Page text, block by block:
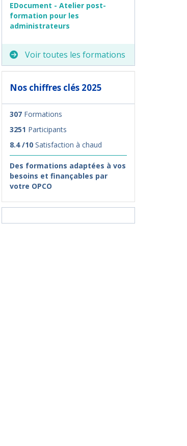
EDocument - Atelier post-
formation pour les
administrateurs
Voir toutes les formations
Nos chiffres clés 2025
307 Formations
3251 Participants
8.4 /10Satisfaction à chaud
Des formations adaptées à vos
besoins et finançables par
votre OPCO